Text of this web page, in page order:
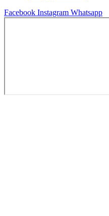
Facebook Instagram Whatsapp